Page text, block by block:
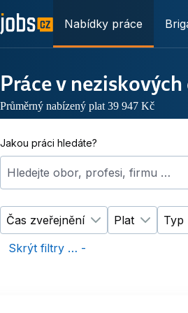
Nabídky práce
Práce v
Průměrný nabízený plat 39 947 Kč
Jakou práci hledáte?
Hledejte obor, profesi, firmu …
Čas zveřejnění
Změnit filtr Čas
Plat
Změnit
Typ
Skrýt filtry … -